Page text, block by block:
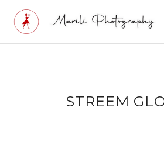
STREEM